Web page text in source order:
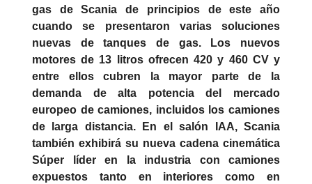
gas de Scania de principios de este año
cuando se presentaron varias soluciones
nuevas de tanques de gas. Los nuevos
motores de 13 litros ofrecen 420 y 460 CV y
entre ellos cubren la mayor parte de la
demanda de alta potencia del mercado
europeo de camiones, incluidos los camiones
de larga distancia. En el salón IAA, Scania
también exhibirá su nueva cadena cinemática
Súper líder en la industria con camiones
expuestos tanto en interiores como en